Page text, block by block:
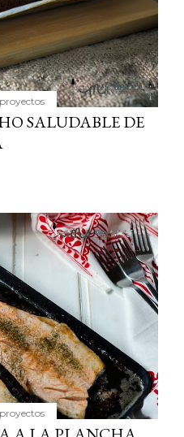
SALUDABLE DE